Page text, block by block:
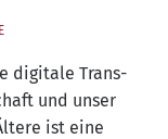
digi­ta­le Trans­
und unser
ist eine